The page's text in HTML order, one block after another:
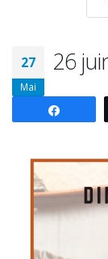
27
Mai
26